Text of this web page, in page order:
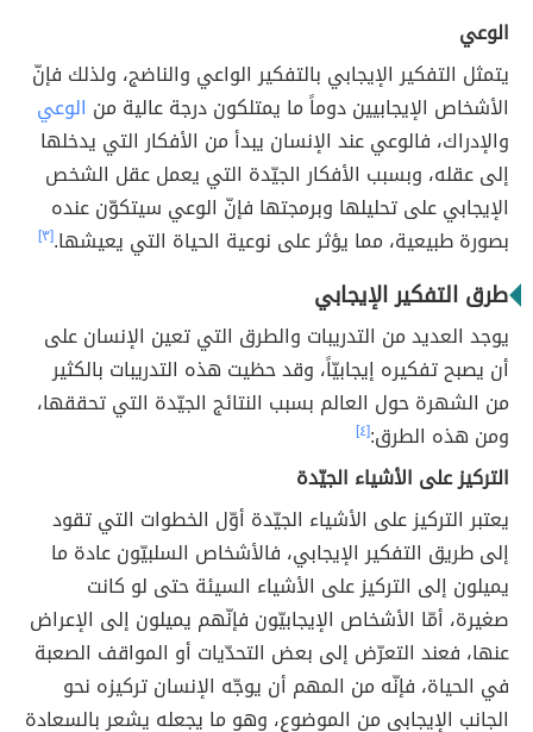
الوعي
يتمثل التفكير الإيجابي بالتفكير الواعي والناضج، ولذلك فإنّ
الأشخاص الإيجابيين دوماً ما يمتلكون درجة عالية من الوعي
والإدراك، فالوعي عند الإنسان يبدأ من الأفكار التي يدخلها
إلى عقله، وبسبب الأفكار الجيّدة التي يعمل عقل الشخص
الإيجابي على تحليلها وبرمجتها فإنّ الوعي سيتكوّن عنده
بصورة طبيعية، مما يؤثر على نوعية الحياة التي يعيشها.[٣]
طرق التفكير الإيجابي
يوجد العديد من التدريبات والطرق التي تعين الإنسان على
أن يصبح تفكيره إيجابيّاً، وقد حظيت هذه التدريبات بالكثير
من الشهرة حول العالم بسبب النتائج الجيّدة التي تحققها،
ومن هذه الطرق:[٤]
التركيز على الأشياء الجيّدة
يعتبر التركيز على الأشياء الجيّدة أوّل الخطوات التي تقود
إلى طريق التفكير الإيجابي، فالأشخاص السلبيّون عادة ما
يميلون إلى التركيز على الأشياء السيئة حتى لو كانت
صغيرة، أمّا الأشخاص الإيجابيّون فإنّهم يميلون إلى الإعراض
عنها، فعند التعرّض إلى بعض التحدّيات أو المواقف الصعبة
في الحياة، فإنّه من المهم أن يوجّه الإنسان تركيزه نحو
الجانب الإيجابي من الموضوع، وهو ما يجعله يشعر بالسعادة